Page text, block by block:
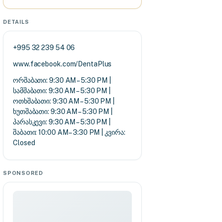
DETAILS
+995 32 239 54 06
www.facebook.com/DentaPlus
ორშაბათი: 9:30 AM – 5:30 PM |
სამშაბათი: 9:30 AM – 5:30 PM |
ოთხშაბათი: 9:30 AM – 5:30 PM |
ხუთშაბათი: 9:30 AM – 5:30 PM |
პარასკევი: 9:30 AM – 5:30 PM |
შაბათი: 10:00 AM – 3:30 PM | კვირა:
Closed
SPONSORED